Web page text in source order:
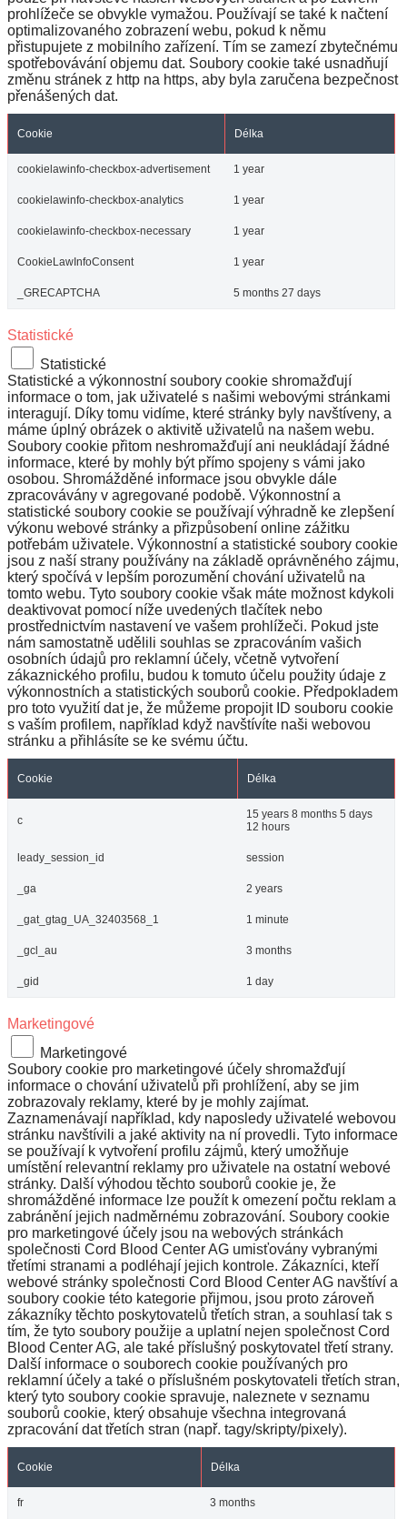
prohlížeče se obvykle vymažou. Používají se také k načtení
optimalizovaného zobrazení webu, pokud k němu
přistupujete z mobilního zařízení. Tím se zamezí zbytečnému
spotřebovávání objemu dat. Soubory cookie také usnadňují
změnu stránek z http na https, aby byla zaručena bezpečnost
přenášených dat.
Cookie Délka
cookielawinfo-checkbox-advertisement 1 year
cookielawinfo-checkbox-analytics 1 year
cookielawinfo-checkbox-necessary 1 year
CookieLawInfoConsent 1 year
_GRECAPTCHA 5 months 27 days
Statistické
Statistické
Statistické a výkonnostní soubory cookie shromažďují
informace o tom, jak uživatelé s našimi webovými stránkami
interagují. Díky tomu vidíme, které stránky byly navštíveny, a
máme úplný obrázek o aktivitě uživatelů na našem webu.
Soubory cookie přitom neshromažďují ani neukládají žádné
informace, které by mohly být přímo spojeny s vámi jako
osobou. Shromážděné informace jsou obvykle dále
zpracovávány v agregované podobě. Výkonnostní a
statistické soubory cookie se používají výhradně ke zlepšení
výkonu webové stránky a přizpůsobení online zážitku
potřebám uživatele. Výkonnostní a statistické soubory cookie
jsou z naší strany používány na základě oprávněného zájmu,
který spočívá v lepším porozumění chování uživatelů na
tomto webu. Tyto soubory cookie však máte možnost kdykoli
deaktivovat pomocí níže uvedených tlačítek nebo
prostřednictvím nastavení ve vašem prohlížeči. Pokud jste
nám samostatně udělili souhlas se zpracováním vašich
osobních údajů pro reklamní účely, včetně vytvoření
zákaznického profilu, budou k tomuto účelu použity údaje z
výkonnostních a statistických souborů cookie. Předpokladem
pro toto využití dat je, že můžeme propojit ID souboru cookie
s vaším profilem, například když navštívíte naši webovou
stránku a přihlásíte se ke svému účtu.
Cookie Délka
c
15 years 8 months 5 days
12 hours
leady_session_id session
_ga 2 years
_gat_gtag_UA_32403568_1 1 minute
_gcl_au 3 months
_gid 1 day
Marketingové
Marketingové
Soubory cookie pro marketingové účely shromažďují
informace o chování uživatelů při prohlížení, aby se jim
zobrazovaly reklamy, které by je mohly zajímat.
Zaznamenávají například, kdy naposledy uživatelé webovou
stránku navštívili a jaké aktivity na ní provedli. Tyto informace
se používají k vytvoření profilu zájmů, který umožňuje
umístění relevantní reklamy pro uživatele na ostatní webové
stránky. Další výhodou těchto souborů cookie je, že
shromážděné informace lze použít k omezení počtu reklam a
zabránění jejich nadměrnému zobrazování. Soubory cookie
pro marketingové účely jsou na webových stránkách
společnosti Cord Blood Center AG umisťovány vybranými
třetími stranami a podléhají jejich kontrole. Zákazníci, kteří
webové stránky společnosti Cord Blood Center AG navštíví a
soubory cookie této kategorie přijmou, jsou proto zároveň
zákazníky těchto poskytovatelů třetích stran, a souhlasí tak s
tím, že tyto soubory použije a uplatní nejen společnost Cord
Blood Center AG, ale také příslušný poskytovatel třetí strany.
Další informace o souborech cookie používaných pro
reklamní účely a také o příslušném poskytovateli třetích stran,
který tyto soubory cookie spravuje, naleznete v seznamu
souborů cookie, který obsahuje všechna integrovaná
zpracování dat třetích stran (např. tagy/skripty/pixely).
Cookie Délka
fr 3 months